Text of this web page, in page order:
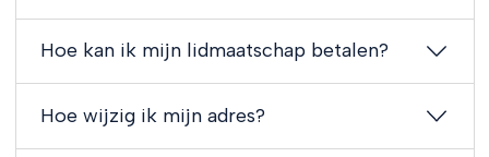
Hoe kan ik mijn lidmaatschap betalen?
Hoe wijzig ik mijn adres?